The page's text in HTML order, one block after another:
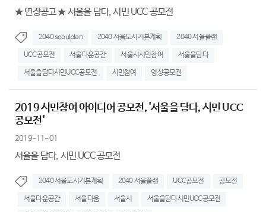
★ 연장공고 ★ 서울을 담다, 시민 UCC 공모전
2040 seoulplan 2040 서울도시기본계획 2040 서울플랜
UCC공모전 서울다운공간 서울시시민참여 서울을담다
서울을담다시민UCC공모전 시민참여 영상공모전
2019 시민참여 아이디어 공모전, '서울을 담다, 시민 UCC
공모전'
2019-11-01
서울을 담다, 시민 UCC 공모전
2040 서울도시기본계획 2040 서울플랜 UCC공모전 공모전
서울다운공간 서울다움 서울시 서울을담다시민UCC공모전